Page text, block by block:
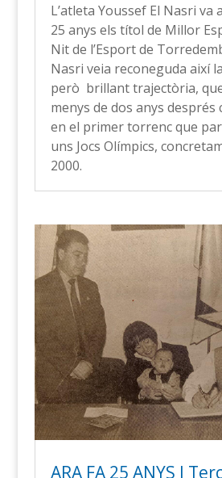
L’atleta Youssef El Nasri va
25 anys els títol de Millor
Nit de l’Esport de
Nasri veia reconeguda així
però brillant trajectòria,
menys de dos anys
en el primer torrenc que
uns Jocs Olímpics,
2000.
ARA FA 25 ANYS l